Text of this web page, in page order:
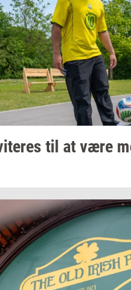
til at være